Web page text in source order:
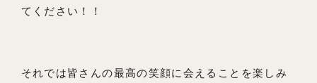
てください！！
それでは皆さんの最高の笑顔に会えることを楽しみ